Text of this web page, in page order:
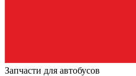
Запчасти для автобусов